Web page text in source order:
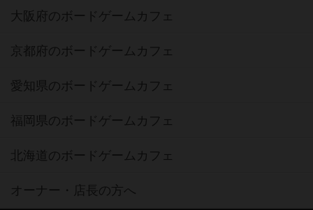
大阪府のボードゲームカフェ
京都府のボードゲームカフェ
愛知県のボードゲームカフェ
福岡県のボードゲームカフェ
北海道のボードゲームカフェ
オーナー・店長の方へ